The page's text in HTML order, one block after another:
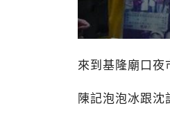
來到基隆廟口夜
陳記泡泡冰跟